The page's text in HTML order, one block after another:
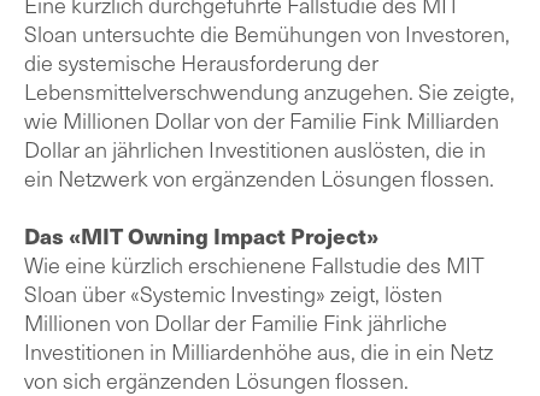
Sloan untersuchte die Bemühungen von Investoren,
die systemische Herausforderung der
Lebensmittelverschwendung anzugehen. Sie zeigte,
wie Millionen Dollar von der Familie Fink Milliarden
Dollar an jährlichen Investitionen auslösten, die in
ein Netzwerk von ergänzenden Lösungen flossen.
Das «MIT Owning Impact Project»
Wie eine kürzlich erschienene Fallstudie des MIT
Sloan über «Systemic Investing» zeigt, lösten
Millionen von Dollar der Familie Fink jährliche
Investitionen in Milliardenhöhe aus, die in ein Netz
von sich ergänzenden Lösungen flossen.